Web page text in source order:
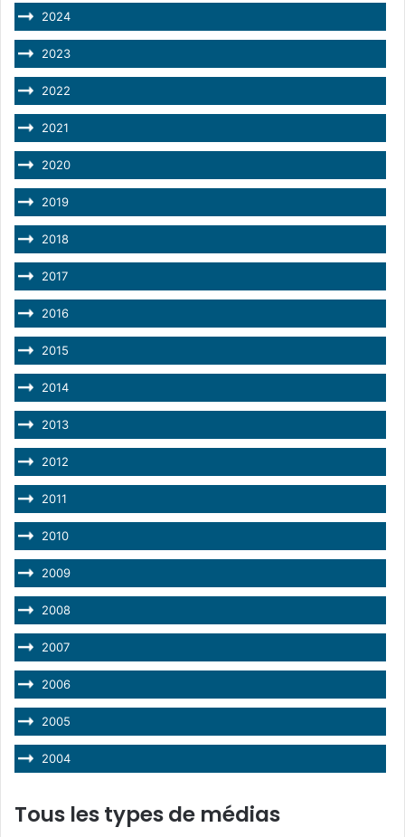
2024
2023
2022
2021
2020
2019
2018
2017
2016
2015
2014
2013
2012
2011
2010
2009
2008
2007
2006
2005
2004
Tous les types de médias